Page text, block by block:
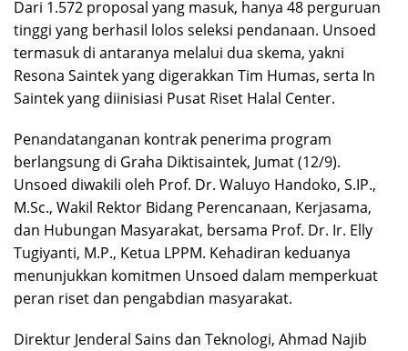
Dari 1.572 proposal yang masuk, hanya 48 perguruan
tinggi yang berhasil lolos seleksi pendanaan. Unsoed
termasuk di antaranya melalui dua skema, yakni
Resona Saintek yang digerakkan Tim Humas, serta In
Saintek yang diinisiasi Pusat Riset Halal Center.
Penandatanganan kontrak penerima program
berlangsung di Graha Diktisaintek, Jumat (12/9).
Unsoed diwakili oleh Prof. Dr. Waluyo Handoko, S.IP.,
M.Sc., Wakil Rektor Bidang Perencanaan, Kerjasama,
dan Hubungan Masyarakat, bersama Prof. Dr. Ir. Elly
Tugiyanti, M.P., Ketua LPPM. Kehadiran keduanya
menunjukkan komitmen Unsoed dalam memperkuat
peran riset dan pengabdian masyarakat.
Direktur Jenderal Sains dan Teknologi, Ahmad Najib